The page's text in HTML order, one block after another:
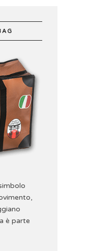
è parte